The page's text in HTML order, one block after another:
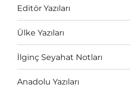
Editör Yazıları
Ülke Yazıları
İlginç Seyahat Notları
Anadolu Yazıları